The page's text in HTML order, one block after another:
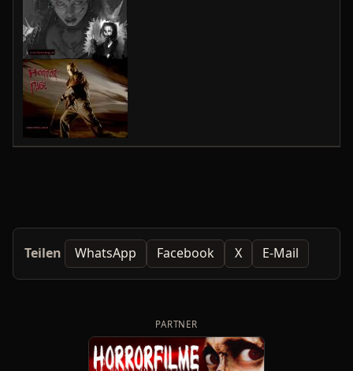
Teilen WhatsApp Facebook X E-Mail
PARTNER